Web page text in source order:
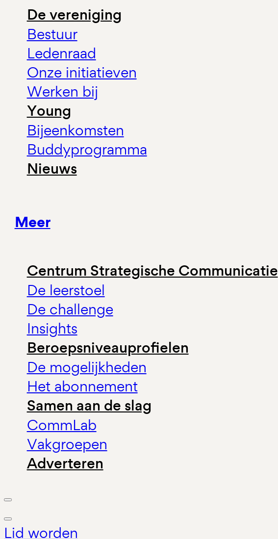
De vereniging
Bestuur
Ledenraad
Onze initiatieven
Werken bij
Young
Bijeenkomsten
Buddyprogramma
Nieuws
Meer
Centrum Strategische Communicatie
De leerstoel
De challenge
Insights
Beroepsniveauprofielen
De mogelijkheden
Het abonnement
Samen aan de slag
CommLab
Vakgroepen
Adverteren
Lid worden